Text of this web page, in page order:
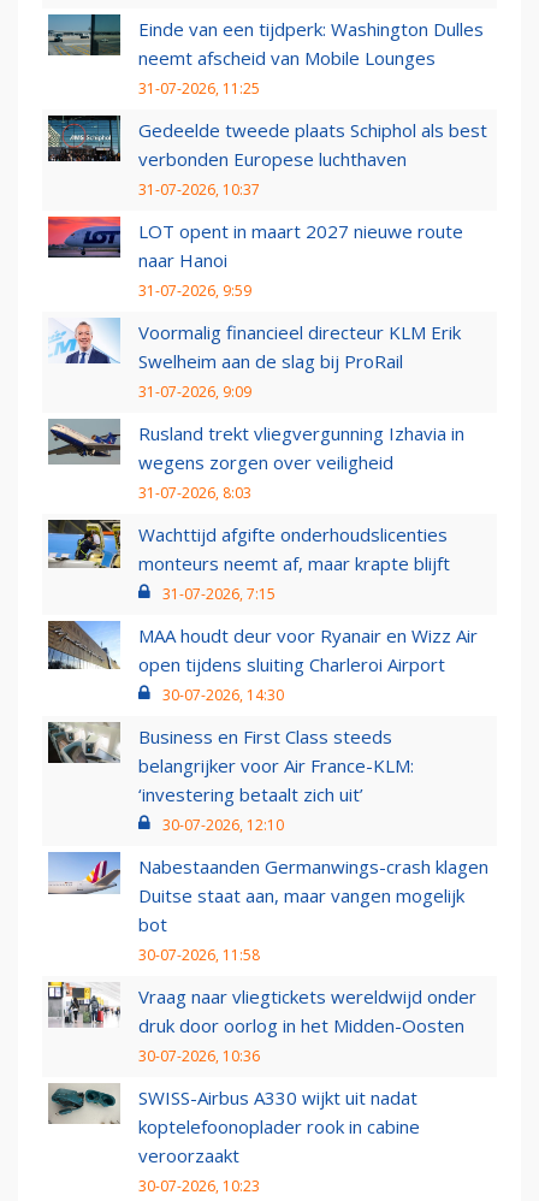
Einde van een tijdperk: Washington Dulles
neemt afscheid van Mobile Lounges
31-07-2026, 11:25
Gedeelde tweede plaats Schiphol als best
verbonden Europese luchthaven
31-07-2026, 10:37
LOT opent in maart 2027 nieuwe route
naar Hanoi
31-07-2026, 9:59
Voormalig financieel directeur KLM Erik
Swelheim aan de slag bij ProRail
31-07-2026, 9:09
Rusland trekt vliegvergunning Izhavia in
wegens zorgen over veiligheid
31-07-2026, 8:03
Wachttijd afgifte onderhoudslicenties
monteurs neemt af, maar krapte blijft
31-07-2026, 7:15
MAA houdt deur voor Ryanair en Wizz Air
open tijdens sluiting Charleroi Airport
30-07-2026, 14:30
Business en First Class steeds
belangrijker voor Air France-KLM:
‘investering betaalt zich uit’
30-07-2026, 12:10
Nabestaanden Germanwings-crash klagen
Duitse staat aan, maar vangen mogelijk
bot
30-07-2026, 11:58
Vraag naar vliegtickets wereldwijd onder
druk door oorlog in het Midden-Oosten
30-07-2026, 10:36
SWISS-Airbus A330 wijkt uit nadat
koptelefoonoplader rook in cabine
veroorzaakt
30-07-2026, 10:23